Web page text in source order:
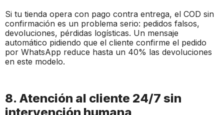
Si tu tienda opera con pago contra entrega, el COD sin
confirmación es un problema serio: pedidos falsos,
devoluciones, pérdidas logísticas. Un mensaje
automático pidiendo que el cliente confirme el pedido
por WhatsApp reduce hasta un 40% las devoluciones
en este modelo.
8. Atención al cliente 24/7 sin